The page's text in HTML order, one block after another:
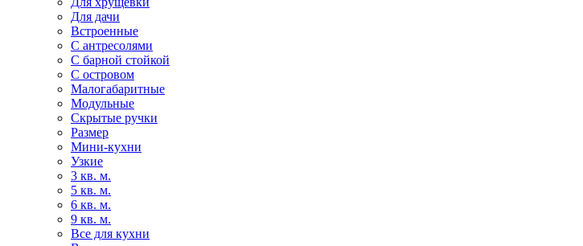
Для дачи
Встроенные
С антресолями
С барной стойкой
С островом
Малогабаритные
Модульные
Скрытые ручки
Размер
Мини-кухни
Узкие
3 кв. м.
5 кв. м.
6 кв. м.
9 кв. м.
Все для кухни